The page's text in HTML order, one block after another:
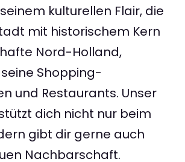
kulturellen Flair, die
mit historischem Kern
Nord-Holland,
Shopping-
und Restaurants. Unser
dich nicht nur beim
gibt dir gerne auch
Nachbarschaft.